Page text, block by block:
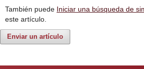
También puede Iniciar una búsqueda de
este artículo.
Enviar un artículo